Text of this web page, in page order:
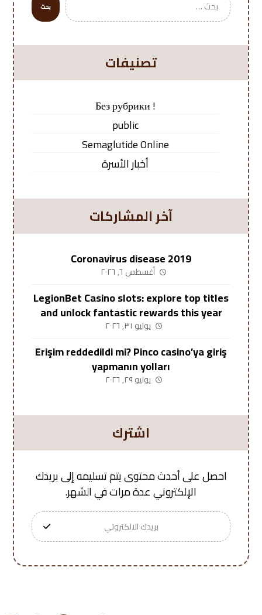
بحث
تصنيفات
! Без рубрики
public
Semaglutide Online
أخبار الأسرة
آخر المشاركات
Coronavirus disease 2019
أغسطس ٦, ٢٠٢٦
LegionBet Casino slots: explore top titles
and unlock fantastic rewards this year
يوليو ٣١, ٢٠٢٦
Erişim reddedildi mi? Pinco casino’ya giriş
yapmanın yolları
يوليو ٢٩, ٢٠٢٦
اشترك
احصل على أحدث محتوى يتم تسليمه إلى بريدك
الإلكتروني عدة مرات في الشهر.